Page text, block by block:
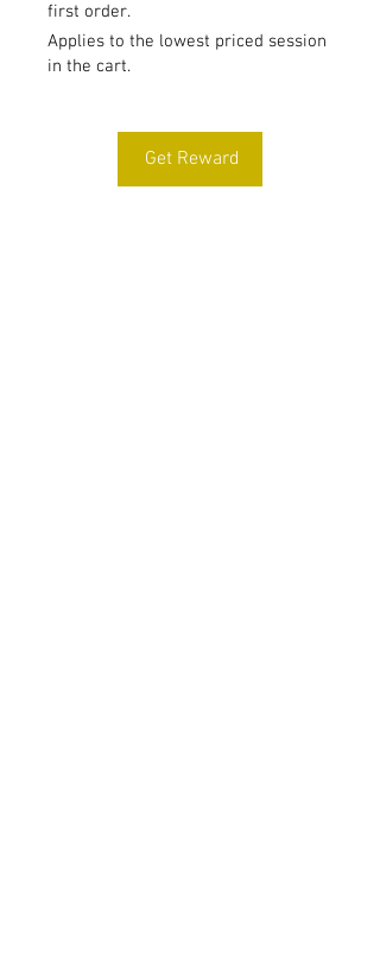
first order.
Get Reward
Applies to the lowest priced session
in the cart.